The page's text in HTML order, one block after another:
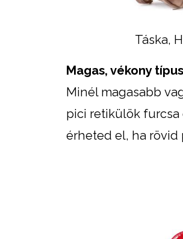
Táska,
Magas, vékony típus
Minél magasabb
pici retikülök furcsa
érheted el, ha rövid